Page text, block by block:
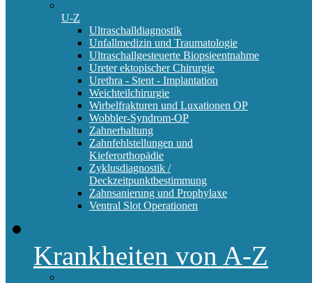
U-Z
Ultraschalldiagnostik
Unfallmedizin und Traumatologie
Ultraschallgesteuerte Biopsieentnahme
Ureter ektopischer Chirurgie
Urethra - Stent - Implantation
Weichteilchirurgie
Wirbelfrakturen und Luxationen OP
Wobbler-Syndrom-OP
Zahnerhaltung
Zahnfehlstellungen und
Kieferorthopädie
Zyklusdiagnostik /
Deckzeitpunktbestimmung
Zahnsanierung und Prophylaxe
Ventral Slot Operationen
Krankheiten von A-Z